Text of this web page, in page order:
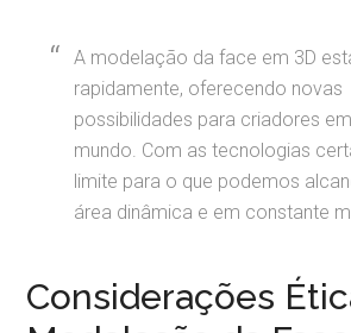
A modelação da face em 3D
rapidamente, oferecendo novas
possibilidades para criadores
mundo. Com as tecnologias
limite para o que podemos
área dinâmica e em constante
Considerações